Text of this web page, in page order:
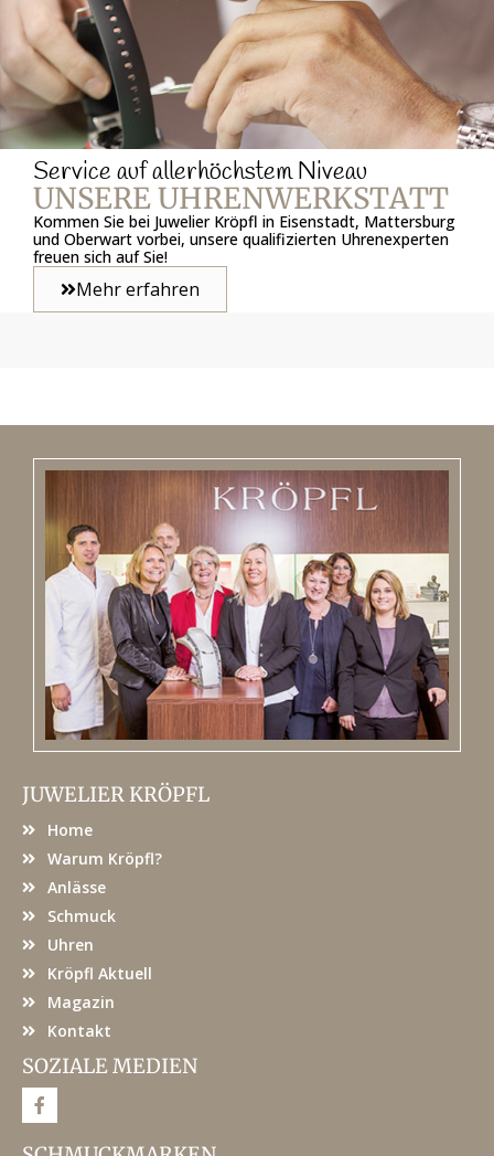
Service auf allerhöchstem Niveau
UNSERE UHRENWERKSTATT
Kommen Sie bei Juwelier Kröpfl in Eisenstadt, Mattersburg
und Oberwart vorbei, unsere qualifizierten Uhrenexperten
freuen sich auf Sie!
Mehr erfahren
JUWELIER KRÖPFL
Home
Warum Kröpfl?
Anlässe
Schmuck
Uhren
Kröpfl Aktuell
Magazin
Kontakt
SOZIALE MEDIEN
F
a
e